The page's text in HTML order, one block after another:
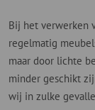
Bij het verwerken
regelmatig
maar door lichte
minder geschikt
wij in zulke